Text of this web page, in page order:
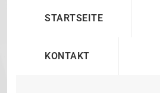
STARTSEITE
KONTAKT